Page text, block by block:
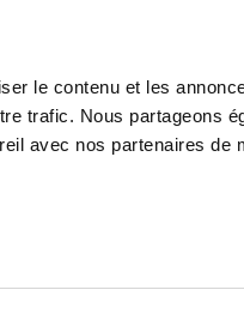
le contenu et les
trafic. Nous partageons
avec nos partenaires de